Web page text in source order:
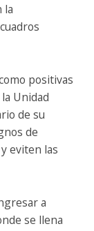
la
positivas
Unidad
de su
de
eviten las
a
se llena